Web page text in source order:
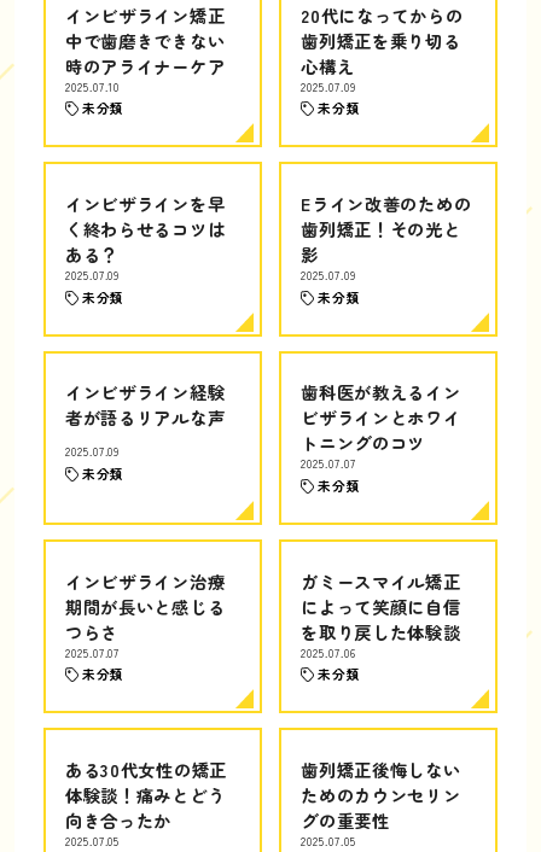
インビザライン矯正
中で歯磨きできない
時のアライナーケア
2025.07.10
未分類
20代になってからの
歯列矯正を乗り切る
心構え
2025.07.09
未分類
インビザラインを早
く終わらせるコツは
ある？
2025.07.09
未分類
Eライン改善のための
歯列矯正！その光と
影
2025.07.09
未分類
インビザライン経験
者が語るリアルな声
2025.07.09
未分類
歯科医が教えるイン
ビザラインとホワイ
トニングのコツ
2025.07.07
未分類
インビザライン治療
期間が長いと感じる
つらさ
2025.07.07
未分類
ガミースマイル矯正
によって笑顔に自信
を取り戻した体験談
2025.07.06
未分類
ある30代女性の矯正
体験談！痛みとどう
向き合ったか
2025.07.05
歯列矯正後悔しない
ためのカウンセリン
グの重要性
2025.07.05